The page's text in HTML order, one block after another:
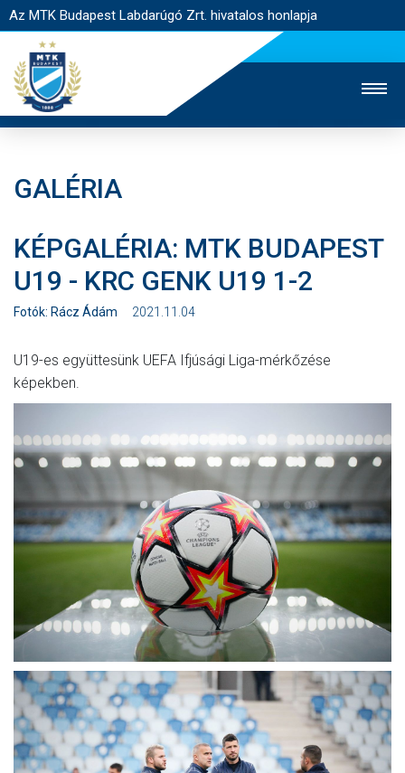
Az MTK Budapest Labdarúgó Zrt. hivatalos honlapja
JEGYÉRTÉKESÍTÉS
WEBSHOP
STADION
EGYESÜLET
KAPCSOLAT
HÍREK
CSAPATOK
MÉRKŐZÉSEK
KLUB
GALÉRIA
SZURKOLÓI ÉLMÉNYEK
AKKREDITÁCIÓ
GALÉRIA
KÉPGALÉRIA: MTK BUDAPEST
U19 - KRC GENK U19 1-2
Fotók: Rácz Ádám 2021.11.04
U19-es együttesünk UEFA Ifjúsági Liga-mérkőzése
képekben.